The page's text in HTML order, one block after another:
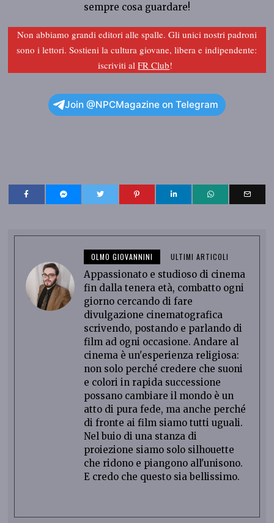
sempre cosa guardare!
Non abbiamo grandi editori alle spalle. Gli unici nostri padroni
sono i lettori. Sostieni la cultura giovane, libera e indipendente:
iscriviti alFR Club!
Join @NPCMagazine on Telegram
OLMO GIOVANNINI ULTIMI ARTICOLI
Appassionato e studioso di cinema
fin dalla tenera età, combatto ogni
giorno cercando di fare
divulgazione cinematografica
scrivendo, postando e parlando di
film ad ogni occasione. Andare al
cinema è un'esperienza religiosa:
non solo perché credere che suoni
e colori in rapida successione
possano cambiare il mondo è un
atto di pura fede, ma anche perché
di fronte ai film siamo tutti uguali.
Nel buio di una stanza di
proiezione siamo solo silhouette
che ridono e piangono all'unisono.
E credo che questo sia bellissimo.